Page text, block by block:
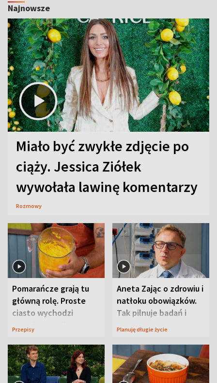
Najnowsze
Miało być zwykłe zdjęcie po
ciąży. Jessica Ziółek
wywołała lawinę komentarzy
Rozmowy
Pomarańcze grają tu
główną rolę. Proste
ciasto wychodzi
wyjątkowo wilgotne
Przepisy
Aneta Zając o zdrowiu i
natłoku obowiązków.
Tak pilnuje badań i
wizyt
Planuję długie życie